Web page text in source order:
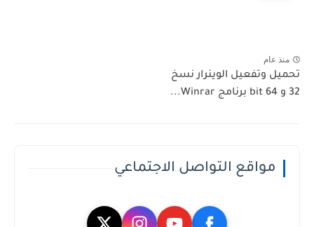
منذ عام
تحميل وتفعيل الوينرار نسخ
32 و 64 bit برنامج Winrar...
مواقع التواصل الاجتماعي